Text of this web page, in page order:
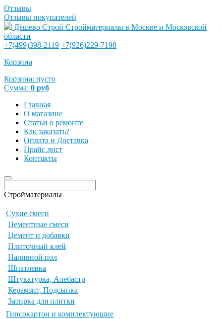
Отзывы
Отзывы покупателей
Дёшево Строй Стройматериалы в Москве и Московской
области
+7(499)398-2119 +7(926)229-7198
Корзина
Корзина: пусто
Сумма: 0 руб
Главная
О магазине
Статьи о ремонте
Как заказать?
Оплата и Доставка
Прайс лист
Контакты
Стройматериалы
Сухие смеси
Цементные смеси
Цемент и добавки
Плиточный клей
Наливной пол
Шпатлевка
Штукатурка, Алебастр
Керамзит, Подсыпка
Затирка для плитки
Гипсокартон и комплектующие